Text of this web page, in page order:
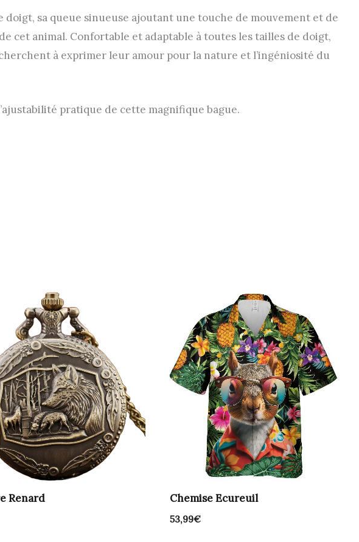
sa queue sinueuse ajoutant une touche de mouvement et de
cet animal. Confortable et adaptable à toutes les tailles de doigt,
à exprimer leur amour pour la nature et l’ingéniosité du
pratique de cette magnifique bague.
Renard Chemise Ecureuil
53,99€